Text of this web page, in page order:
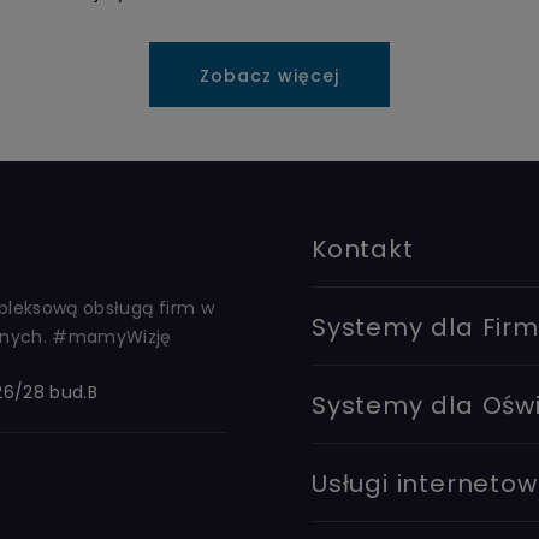
Zobacz więcej
obsługą firm w
#mamyWizję
28 bud.B
Kontakt
Systemy dla Firm
Systemy dla
Usługi